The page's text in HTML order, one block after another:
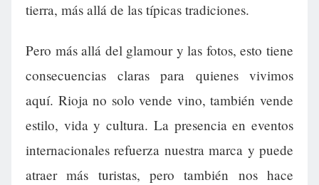
tierra, más allá de las típicas tradiciones.
Pero más allá del glamour y las fotos, esto tiene
consecuencias claras para quienes vivimos
aquí. Rioja no solo vende vino, también vende
estilo, vida y cultura. La presencia en eventos
internacionales refuerza nuestra marca y puede
atraer más turistas, pero también nos hace